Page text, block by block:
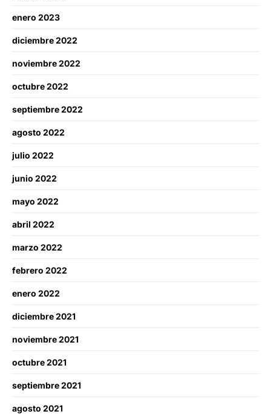
enero 2023
diciembre 2022
noviembre 2022
octubre 2022
septiembre 2022
agosto 2022
julio 2022
junio 2022
mayo 2022
abril 2022
marzo 2022
febrero 2022
enero 2022
diciembre 2021
noviembre 2021
octubre 2021
septiembre 2021
agosto 2021